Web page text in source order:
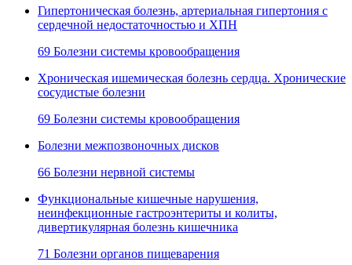
Гипертоническая болезнь, артериальная гипертония с
сердечной недостаточностью и ХПН
69 Болезни системы кровообращения
Хроническая ишемическая болезнь сердца. Хронические
сосудистые болезни
69 Болезни системы кровообращения
Болезни межпозвоночных дисков
66 Болезни нервной системы
Функциональные кишечные нарушения,
неинфекционные гастроэнтериты и колиты,
дивертикулярная болезнь кишечника
71 Болезни органов пищеварения